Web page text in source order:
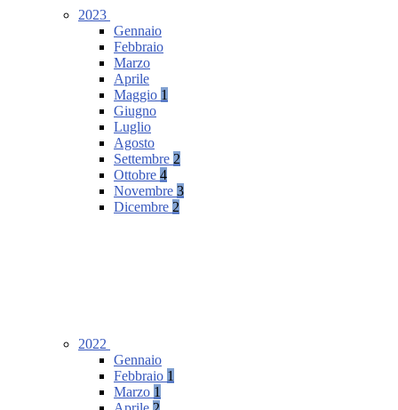
2023
Gennaio
Febbraio
Marzo
Aprile
Maggio 1
Giugno
Luglio
Agosto
Settembre 2
Ottobre 4
Novembre 3
Dicembre 2
2022
Gennaio
Febbraio 1
Marzo 1